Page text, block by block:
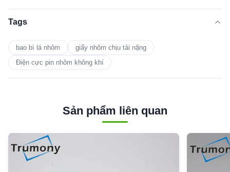
Tags
bao bì lá nhôm
giấy nhôm chịu tải nặng
Điện cực pin nhôm không khí
Sản phẩm liên quan